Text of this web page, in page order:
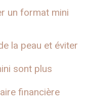
un format mini
la peau et éviter
sont plus
financière